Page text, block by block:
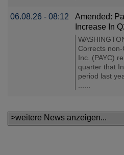
06.08.26 - 08:12
Amended:
Increase In
Corrects non-
Inc. (PAYC)
quarter that
period last
>weitere News anzeigen...